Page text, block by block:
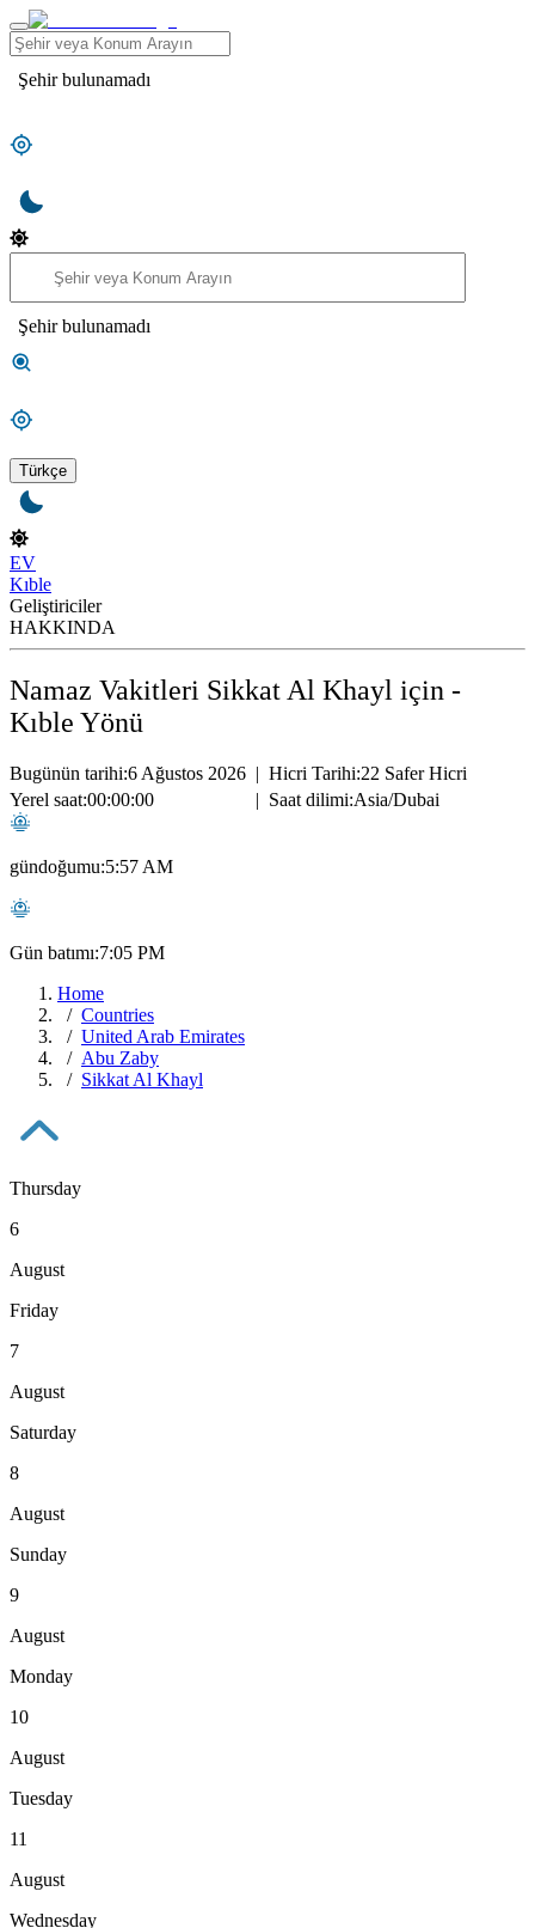
Şehir bulunamadı
Şehir bulunamadı
Türkçe
EV
Kıble
Geliştiriciler
HAKKINDA
Namaz Vakitleri Sikkat Al Khayl için -
Kıble Yönü
Bugünün tarihi:6 Ağustos 2026 | Hicri Tarihi:22 Safer Hicri
Yerel saat:00:00:00 | Saat dilimi:Asia/Dubai
gündoğumu:5:57 AM
Gün batımı:7:05 PM
Home
Countries
United Arab Emirates
Abu Zaby
Sikkat Al Khayl
Thursday
6
August
Friday
7
August
Saturday
8
August
Sunday
9
August
Monday
10
August
Tuesday
11
August
Wednesday